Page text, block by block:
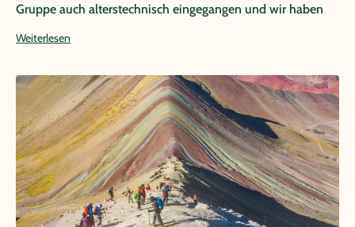
Gruppe auch alterstechnisch eingegangen und wir haben
sehr wohl gefühlt dessen Traum diese Reise war! Ganz
Weiterlesen